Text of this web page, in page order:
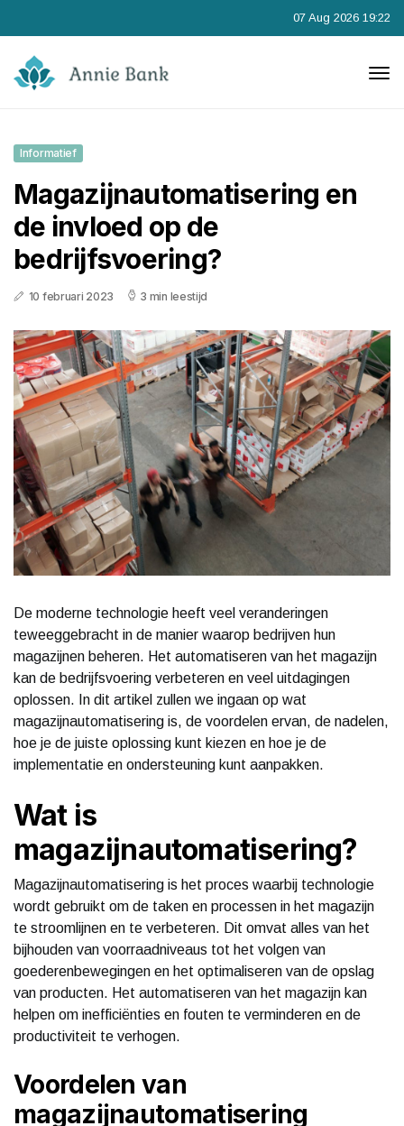
07 Aug 2026 19:22
Informatief
Magazijnautomatisering en
de invloed op de
bedrijfsvoering?
10 februari 2023 3 min leestijd
De moderne technologie heeft veel veranderingen
teweeggebracht in de manier waarop bedrijven hun
magazijnen beheren. Het automatiseren van het magazijn
kan de bedrijfsvoering verbeteren en veel uitdagingen
oplossen. In dit artikel zullen we ingaan op wat
magazijnautomatisering is, de voordelen ervan, de nadelen,
hoe je de juiste oplossing kunt kiezen en hoe je de
implementatie en ondersteuning kunt aanpakken.
Wat is
magazijnautomatisering?
Magazijnautomatisering is het proces waarbij technologie
wordt gebruikt om de taken en processen in het magazijn
te stroomlijnen en te verbeteren. Dit omvat alles van het
bijhouden van voorraadniveaus tot het volgen van
goederenbewegingen en het optimaliseren van de opslag
van producten. Het automatiseren van het magazijn kan
helpen om inefficiënties en fouten te verminderen en de
productiviteit te verhogen.
Voordelen van
magazijnautomatisering